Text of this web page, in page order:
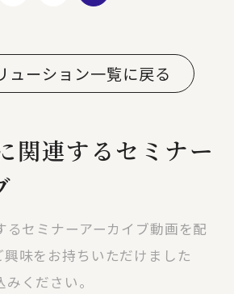
ューション一覧に戻る
関連するセミナー
るセミナーアーカイブ動画を配
味をお持ちいただけました
ください。